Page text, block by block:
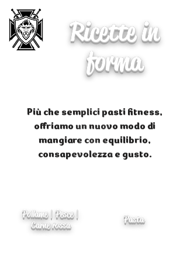
Ricette in
forma
Più che semplici pasti fitness,
offriamo un nuovo modo di
mangiare con equilibrio,
consapevolezza e gusto.
Pollame | Pesce |
Carne rossa
Pasta